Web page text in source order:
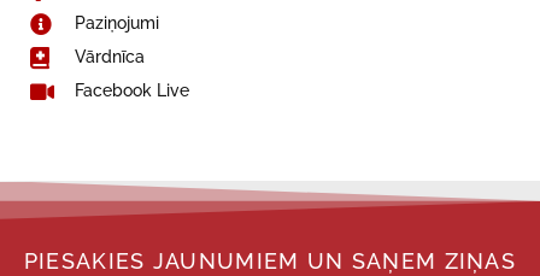
Paziņojumi
Vārdnīca
Facebook Live
PIESAKIES JAUNUMIEM UN SAŅEM ZIŅAS